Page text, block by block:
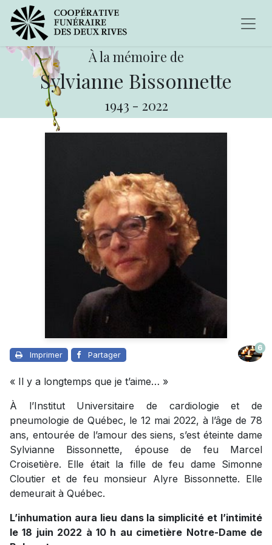
À la mémoire de
Sylvianne Bissonnette
1943 - 2022
Imprimer Partager
6
« Il y a longtemps que je t’aime… »
À l’Institut Universitaire de cardiologie et de
pneumologie de Québec, le 12 mai 2022, à l’âge de 78
ans, entourée de l’amour des siens, s’est éteinte dame
Sylvianne Bissonnette, épouse de feu Marcel
Croisetière. Elle était la fille de feu dame Simonne
Cloutier et de feu monsieur Alyre Bissonnette. Elle
demeurait à Québec.
L’inhumation aura lieu dans la simplicité et l’intimité
le 18 juin 2022 à 10 h au cimetière Notre-Dame de